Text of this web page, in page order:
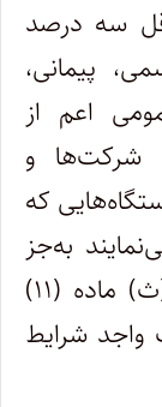
سه درصد
‌پیمانی،
اعم از
شرکت‌ها و
که
به‌جز
موارد ذکرشده در بندهای (ت) و (ث) ماده (۱۱)
واجد شرایط